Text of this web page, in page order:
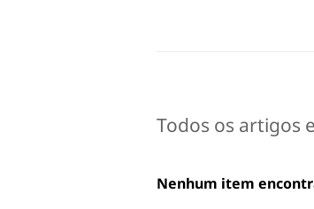
Todos os artigos
Nenhum item